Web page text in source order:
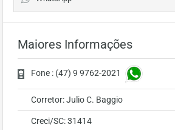
Maiores Informações
Fone : (47) 9 9762-2021
Corretor: Julio C. Baggio
Creci/SC: 31414